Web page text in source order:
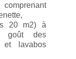
comprenant
20 m2) à
goût des
et lavabos